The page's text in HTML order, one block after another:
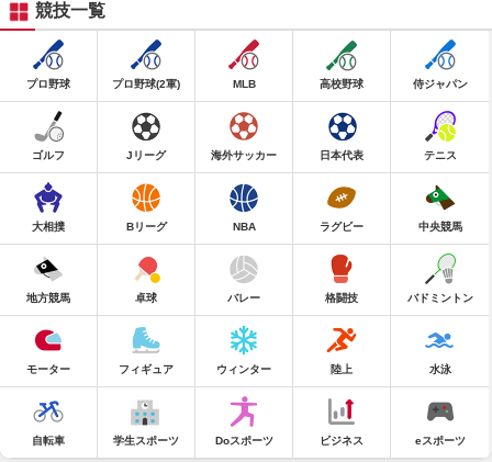
競技一覧
プロ野球 プロ野球(2軍) MLB 高校野球 侍ジャパン
ゴルフ Jリーグ 海外サッカー 日本代表 テニス
大相撲 Bリーグ NBA ラグビー 中央競馬
地方競馬 卓球 バレー 格闘技 バドミントン
モーター フィギュア ウィンター 陸上 水泳
自転車 学生スポーツ Doスポーツ ビジネス eスポーツ